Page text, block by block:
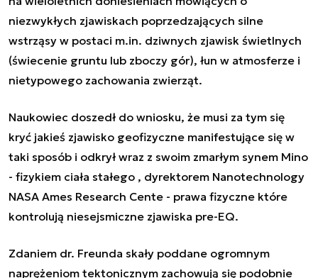
niezwykłych zjawiskach poprzedzających silne
wstrząsy w postaci m.in. dziwnych zjawisk świetlnych
(świecenie gruntu lub zboczy gór), łun w atmosferze i
nietypowego zachowania zwierząt.
Naukowiec doszedł do wniosku, że musi za tym się
kryć jakieś zjawisko geofizyczne manifestujące się w
taki sposób i odkrył wraz z swoim zmarłym synem Mino
- fizykiem ciała stałego , dyrektorem Nanotechnology
NASA Ames Research Cente - prawa fizyczne które
kontrolują niesejsmiczne zjawiska pre-EQ.
Zdaniem dr. Freunda skały poddane ogromnym
naprężeniom tektonicznym zachowują się podobnie